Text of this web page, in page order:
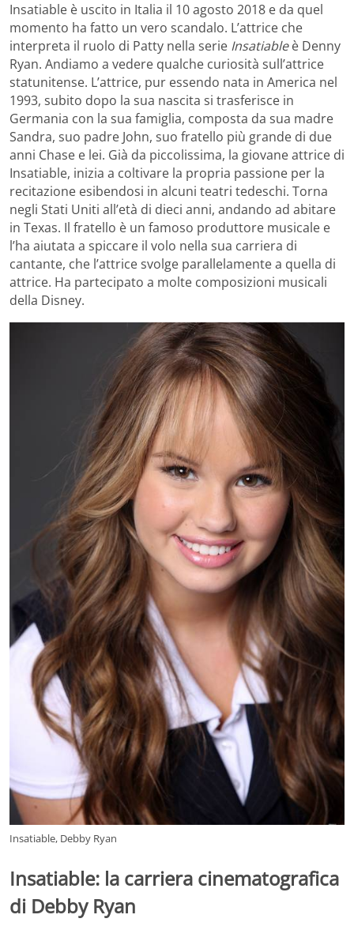
Insatiable è uscito in Italia il 10 agosto 2018 e da quel
momento ha fatto un vero scandalo. L’attrice che
interpreta il ruolo di Patty nella serie Insatiableè Denny
Ryan. Andiamo a vedere qualche curiosità sull’attrice
statunitense. L’attrice, pur essendo nata in America nel
1993, subito dopo la sua nascita si trasferisce in
Germania con la sua famiglia, composta da sua madre
Sandra, suo padre John, suo fratello più grande di due
anni Chase e lei. Già da piccolissima, la giovane attrice di
Insatiable, inizia a coltivare la propria passione per la
recitazione esibendosi in alcuni teatri tedeschi. Torna
negli Stati Uniti all’età di dieci anni, andando ad abitare
in Texas. Il fratello è un famoso produttore musicale e
l’ha aiutata a spiccare il volo nella sua carriera di
cantante, che l’attrice svolge parallelamente a quella di
attrice. Ha partecipato a molte composizioni musicali
della Disney.
Insatiable, Debby Ryan
Insatiable: la carriera cinematografica
di Debby Ryan